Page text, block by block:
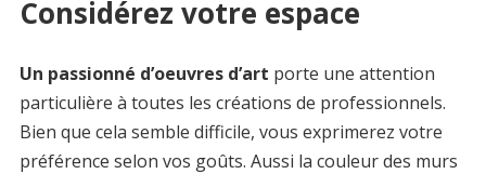
Considérez votre espace
Un passionné d’oeuvres d’art porte une attention
particulière à toutes les créations de professionnels.
Bien que cela semble difficile, vous exprimerez votre
préférence selon vos goûts. Aussi la couleur des murs